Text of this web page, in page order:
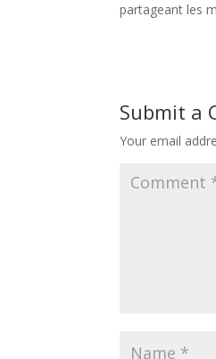
partageant les
Submit a
Your email